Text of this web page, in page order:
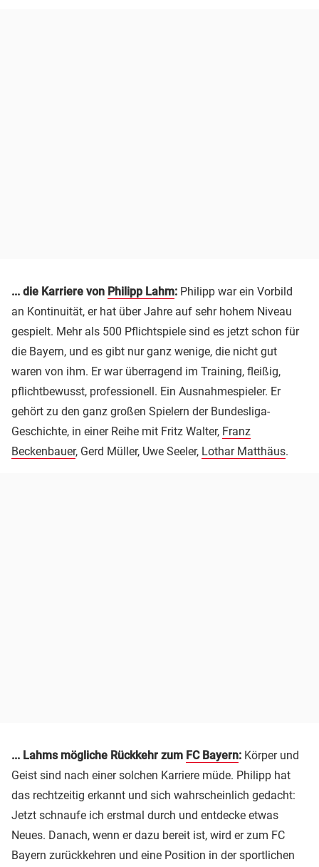
... die Karriere von Philipp Lahm: Philipp war ein Vorbild
an Kontinuität, er hat über Jahre auf sehr hohem Niveau
gespielt. Mehr als 500 Pflichtspiele sind es jetzt schon für
die Bayern, und es gibt nur ganz wenige, die nicht gut
waren von ihm. Er war überragend im Training, fleißig,
pflichtbewusst, professionell. Ein Ausnahmespieler. Er
gehört zu den ganz großen Spielern der Bundesliga-
Geschichte, in einer Reihe mit Fritz Walter, Franz
Beckenbauer, Gerd Müller, Uwe Seeler, Lothar Matthäus.
... Lahms mögliche Rückkehr zum FC Bayern: Körper und
Geist sind nach einer solchen Karriere müde. Philipp hat
das rechtzeitig erkannt und sich wahrscheinlich gedacht:
Jetzt schnaufe ich erstmal durch und entdecke etwas
Neues. Danach, wenn er dazu bereit ist, wird er zum FC
Bayern zurückkehren und eine Position in der sportlichen